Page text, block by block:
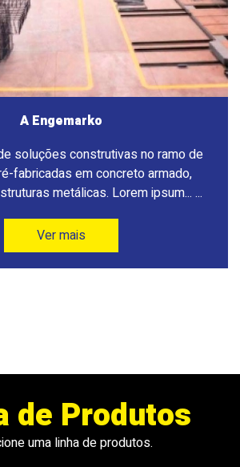
A Engemarko
soluções construtivas no ramo de
fabricadas em concreto armado,
metálicas. Lorem ipsum... ...
Ver mais
de Produtos
uma linha de produtos.